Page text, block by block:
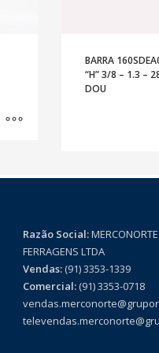
BARRA
“H” 3/8 – 1.3 –
DOU
Razão Social:
FERRAGENS LTDA
Vendas:(91) 3353-1339
Comercial:(91) 3353-0718